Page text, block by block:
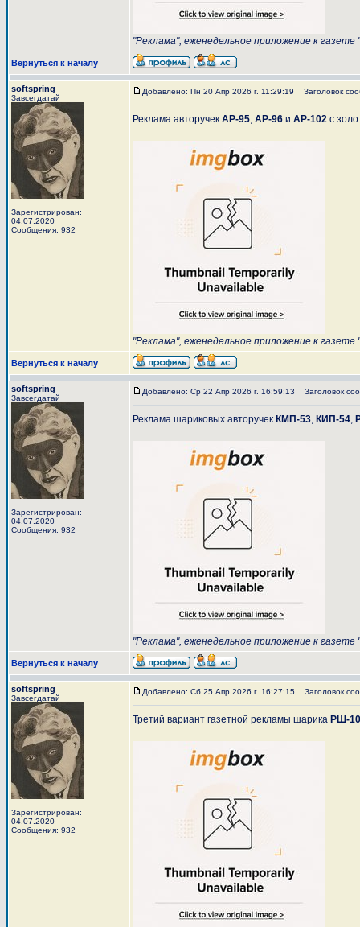
"Реклама", еженедельное приложение к
Вернуться к началу
softspring
Завсегдатай
Зарегистрирован:
04.07.2020
Сообщения: 932
Добавлено: Пн 20 Апр 2026 г. 11:29:19 Заголовок
Реклама авторучек АР-95, АР-96 и АР-102 с
"Реклама", еженедельное приложение к
Вернуться к началу
softspring
Завсегдатай
Зарегистрирован:
04.07.2020
Сообщения: 932
Добавлено: Ср 22 Апр 2026 г. 16:59:13 Заголовок
Реклама шариковых авторучек КМП-53, КИП-54,
"Реклама", еженедельное приложение к
Вернуться к началу
softspring
Завсегдатай
Зарегистрирован:
04.07.2020
Сообщения: 932
Добавлено: Сб 25 Апр 2026 г. 16:27:15 Заголовок
Третий вариант газетной рекламы шарика РШ-